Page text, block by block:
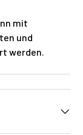
mit
und
werden.